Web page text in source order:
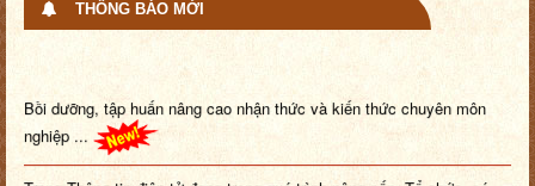
THÔNG BÁO MỚI
nghiệp ...
Trang Thông tin điện tử đang trong quá trình nâng cấp. Tổ chức, cá